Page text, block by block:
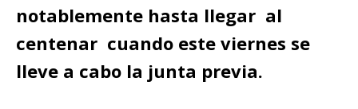
notablemente hasta llegar al
centenar cuando este viernes se
lleve a cabo la junta previa.